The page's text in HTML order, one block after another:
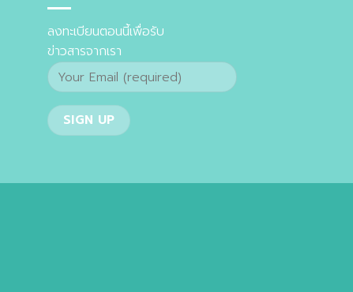
ลงทะเบียนตอนนี้เพื่อรับ
ข่าวสารจากเรา